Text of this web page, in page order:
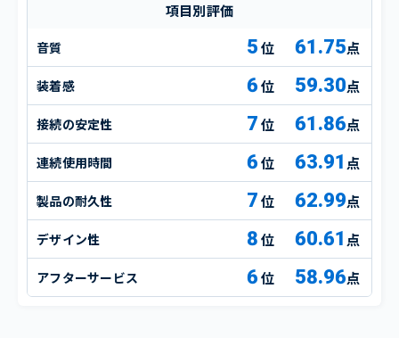
項目別評価
音質 5 61.75点
装着感 6 59.30点
接続の安定性 7 61.86点
連続使用時間 6 63.91 点
製品の耐久性 7 62.99点
デザイン性 8 60.61 点
アフターサービス 6 58.96点